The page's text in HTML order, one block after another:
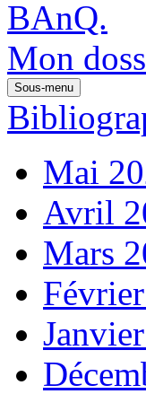
Mon
Sous-menu
Mai
Avril
Mars